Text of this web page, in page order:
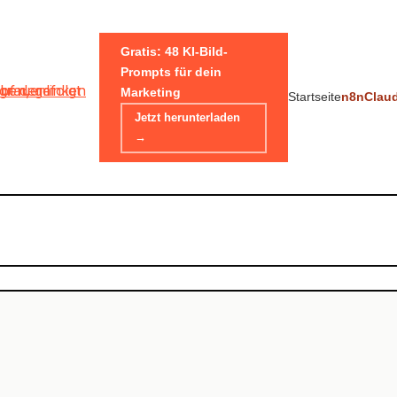
Gratis: 48 KI-Bild-
Prompts für dein
Marketing
Jetzt herunterladen
→
Startseiten8n